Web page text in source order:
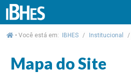
• Você está em: IBHES Institucional
Mapa do Site